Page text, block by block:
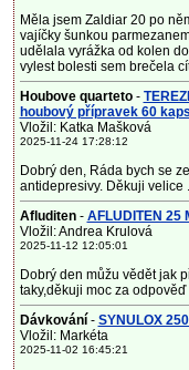
Měla jsem Zaldiar 20 po
vajíčky šunkou
udělala vyrážka od kolen
vylest bolesti sem brečela
Houbove quarteto-
houbový přípravek 60
Vložil: Katka Mašková
2025-11-24 17:28:12
Dobrý den, Ráda bych se
antidepresivy. Děkuji velice
Afluditen- AFLUDITEN 25
Vložil: Andrea Krulová
2025-11-12 12:05:01
Dobrý den můžu vědět jak
taky,děkuji moc za odpověď
Dávkování - SYNULOX
Vložil: Markéta
2025-11-02 16:45:21